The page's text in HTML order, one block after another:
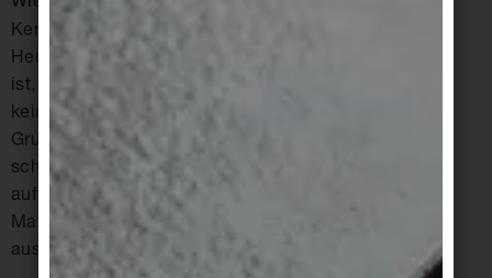
Keramik ist aufgrund der hohen
Herstellungsenergie ein Produkt, das definitiv wert
ist, wiederverwendet zu werden. Wir haben bisher
keine Fliesen aufgenommen und verkauft. Ein
Grund kann sein, dass der Fliesenkleber
schadstoffbelastet war. Der Ausbau ist auch sehr
aufwendig. Bei Neubauten ist es wichtig, alle
Materialien so zu verbauen, dass sie leicht
ausbaubar und mit Materialpässen versehen sind.